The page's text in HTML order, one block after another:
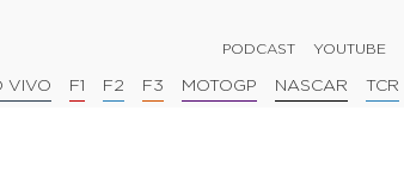
PODCAST YOUTUBE
VIVO F1 F2 F3 MOTOGP NASCAR TCR